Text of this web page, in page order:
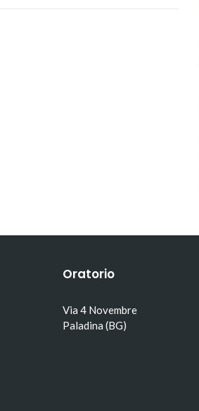
Oratorio
Via 4 Novembre
Paladina (BG)